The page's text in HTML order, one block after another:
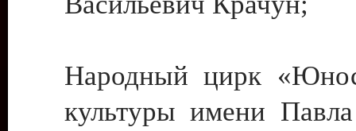
Народный цирк
культуры имени